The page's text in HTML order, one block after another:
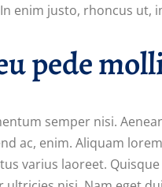
enim justo, rhoncus ut,
pede
semper nisi.
ac, enim. Aliquam
varius laoreet.